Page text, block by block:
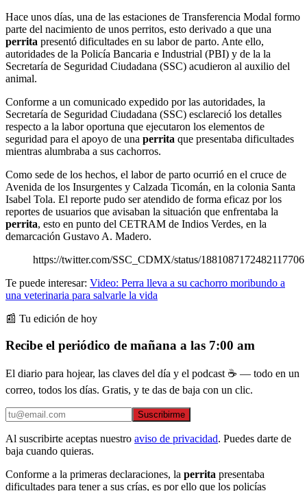
Hace unos días, una de las estaciones de Transferencia Modal formo
parte del nacimiento de unos perritos, esto derivado a que una
perrita presentó dificultades en su labor de parto. Ante ello,
autoridades de la Policía Bancaria e Industrial (PBI) y de la la
Secretaría de Seguridad Ciudadana (SSC) acudieron al auxilio del
animal.
Conforme a un comunicado expedido por las autoridades, la
Secretaría de Seguridad Ciudadana (SSC) esclareció los detalles
respecto a la labor oportuna que ejecutaron los elementos de
seguridad para el apoyo de una perrita que presentaba dificultades
mientras alumbraba a sus cachorros.
Como sede de los hechos, el labor de parto ocurrió en el cruce de
Avenida de los Insurgentes y Calzada Ticomán, en la colonia Santa
Isabel Tola. El reporte pudo ser atendido de forma eficaz por los
reportes de usuarios que avisaban la situación que enfrentaba la
perrita, esto en punto del CETRAM de Indios Verdes, en la
demarcación Gustavo A. Madero.
https://twitter.com/SSC_CDMX/status/1881087172482117706
Te puede interesar: Video: Perra lleva a su cachorro moribundo a
una veterinaria para salvarle la vida
📰 Tu edición de hoy
Recibe el periódico de mañana a las 7:00 am
El diario para hojear, las claves del día y el podcast ☕ — todo en un
correo, todos los días. Gratis, y te das de baja con un clic.
Suscribirme
Al suscribirte aceptas nuestro aviso de privacidad. Puedes darte de
baja cuando quieras.
Conforme a la primeras declaraciones, la perrita presentaba
dificultades para tener a sus crías, es por ello que los policías